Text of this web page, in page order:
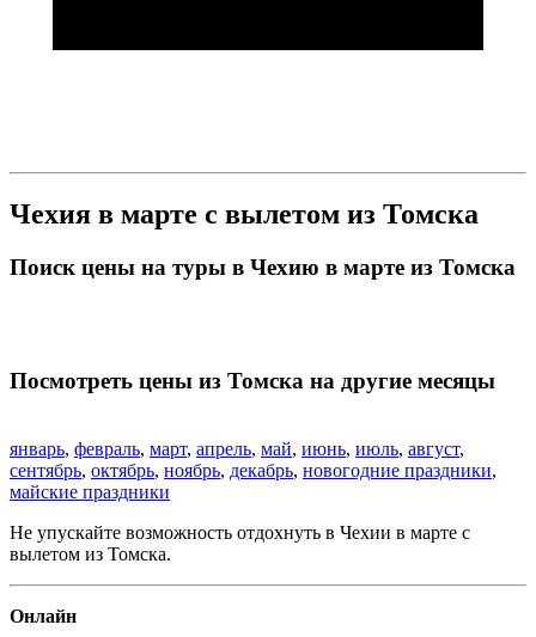
Чехия в марте с вылетом из Томска
Поиск цены на туры в Чехию в марте из Томска
Посмотреть цены из Томска на другие месяцы
январь, февраль, март, апрель, май, июнь, июль, август,
сентябрь, октябрь, ноябрь, декабрь, новогодние праздники,
майские праздники
Не упускайте возможность отдохнуть в Чехии в марте с
вылетом из Томска.
Онлайн